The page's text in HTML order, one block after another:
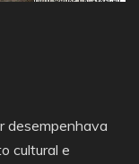
desempenhava
cultural e